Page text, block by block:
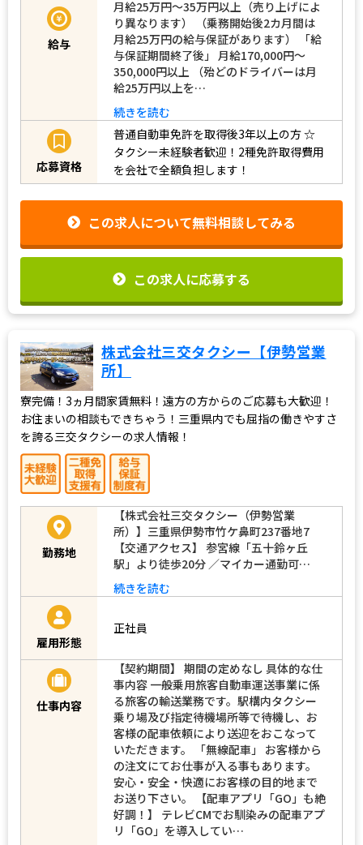
給与
月給25万円～35万円以上（売り上げによ
り異なります） （乗務開始後2カ月間は
月給25万円の給与保証があります） 「給
与保証期間終了後」 月給170,000円～
350,000円以上 （殆どのドライバーは月
給25万円以上を…
続きを読む
応募資格
普通自動車免許を取得後3年以上の方☆
タクシー未経験者歓迎！2種免許取得費用
を会社で全額負担します！
この求人について無料相談してみる
この求人に応募する
株式会社三交タクシー【伊勢営業
所】
寮完備！3ヵ月間家賃無料！遠方の方からのご応募も大歓迎！
お住まいの相談もできちゃう！三重県内でも屈指の働きやすさ
を誇る三交タクシーの求人情報！
勤務地
【株式会社三交タクシー（伊勢営業
所）】三重県伊勢市竹ケ鼻町237番地7
【交通アクセス】 参宮線「五十鈴ヶ丘
駅」より徒歩20分 ／マイカー通勤可…
続きを読む
雇用形態
正社員
仕事内容
【契約期間】 期間の定めなし 具体的な仕
事内容 一般乗用旅客自動車運送事業に係
る旅客の輸送業務です。駅構内タクシー
乗り場及び指定待機場所等で待機し、お
客様の配車依頼により送迎をおこなって
いただきます。 「無線配車」 お客様から
の注文にてお仕事が入る事もあります。
安心・安全・快適にお客様の目的地まで
お送り下さい。 【配車アプリ「GO」も絶
好調！】 テレビCMでお馴染みの配車アプ
リ「GO」を導入してい…